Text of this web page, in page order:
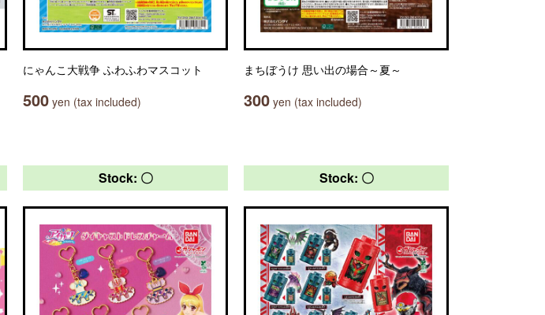
にゃんこ大戦争 ふわふわマスコット
500 yen (tax included)
まちぼうけ 思い出の場合～夏～
300 yen (tax included)
Stock: 〇 Stock: 〇